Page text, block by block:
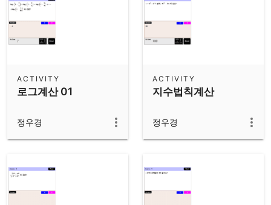
로그계산 01
ACTIVITY
정우경
지수법칙계산
ACTIVITY
정우경